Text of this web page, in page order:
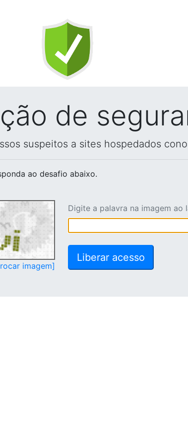
de
suspeitos a sites hospedados
ao desafio abaixo.
imagem]
Digite a palavra na imagem ao